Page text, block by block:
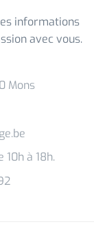
informations
avec vous.
Mons
à 18h.